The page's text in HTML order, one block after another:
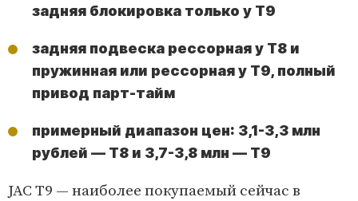
задняя блокировка только у T9
задняя подвеска рессорная у T8 и
пружинная или рессорная у T9, полный
привод парт-тайм
примерный диапазон цен: 3,1-3,3 млн
рублей — T8 и 3,7-3,8 млн — T9
JAC T9 — наиболее покупаемый сейчас в